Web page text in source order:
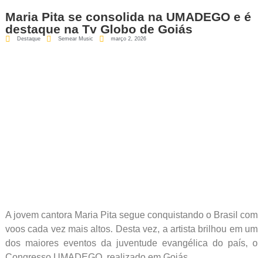
Maria Pita se consolida na UMADEGO e é
destaque na Tv Globo de Goiás
Destaque Semear Music março 2, 2026
A jovem cantora Maria Pita segue conquistando o Brasil com
voos cada vez mais altos. Desta vez, a artista brilhou em um
dos maiores eventos da juventude evangélica do país, o